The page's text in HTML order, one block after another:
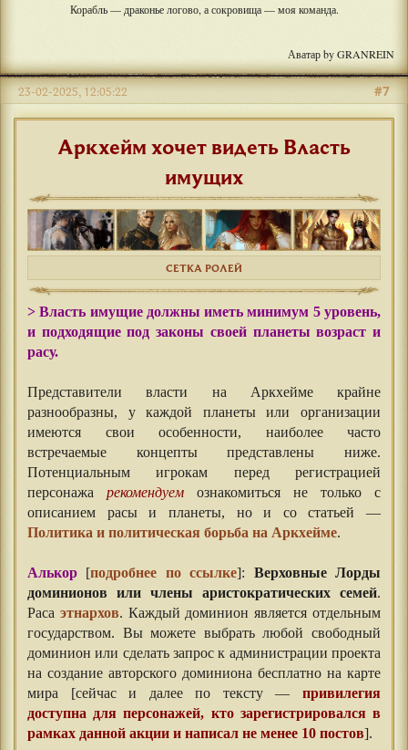
Корабль — драконье логово, а сокровища — моя команда.
Аватар by GRANREIN
#7
23-02-2025, 12:05:22
Аркхейм хочет видеть Власть
имущих
СЕТКА РОЛЕЙ
> Власть имущие должны иметь минимум 5 уровень,
и подходящие под законы своей планеты возраст и
расу.
Представители власти на Аркхейме крайне
разнообразны, у каждой планеты или организации
имеются свои особенности, наиболее часто
встречаемые концепты представлены ниже.
Потенциальным игрокам перед регистрацией
персонажа рекомендуем ознакомиться не только с
описанием расы и планеты, но и со статьей —
Политика и политическая борьба на Аркхейме.
Алькор [подробнее по ссылке]: Верховные Лорды
доминионов или члены аристократических семей.
Раса этнархов. Каждый доминион является отдельным
государством. Вы можете выбрать любой свободный
доминион или сделать запрос к администрации проекта
на создание авторского доминиона бесплатно на карте
мира [сейчас и далее по тексту — привилегия
доступна для персонажей, кто зарегистрировался в
рамках данной акции и написал не менее 10 постов].